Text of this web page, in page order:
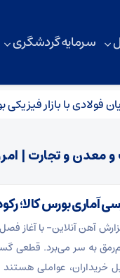
سرمایه گردشگری
با بازار فیزیکی بورس
معدن و تجارت |
آماری بورس کالا؛
آهن آنلاین- با آغاز
به سر می‌برد. قطعی
خریداران، عواملی